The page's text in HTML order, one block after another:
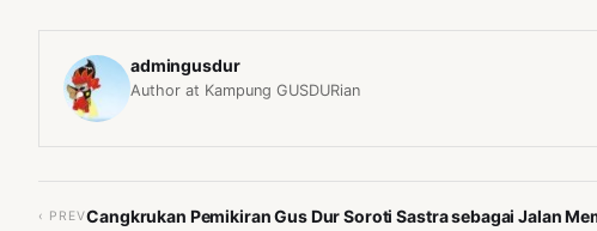
admingusdur
Author at Kampung GUSDURian
‹ PREVCangkrukan Pemikiran Gus Dur Soroti Sastra sebagai Jalan